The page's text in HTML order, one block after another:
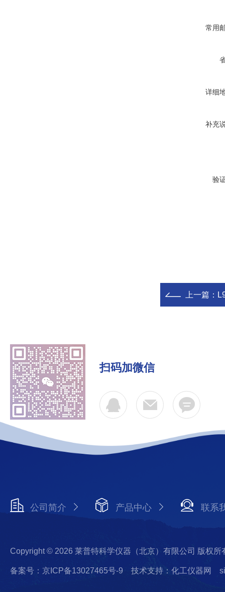
常用
详细
补充
验
上一篇：
扫码加微信
公司简介 产品中心 联系
Copyright © 2026 莱普特科学仪器（北京）有限公司 版权所
备案号：京ICP备13027465号-9 技术支持：化工仪器网